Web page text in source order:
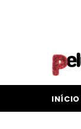
INÍCIO